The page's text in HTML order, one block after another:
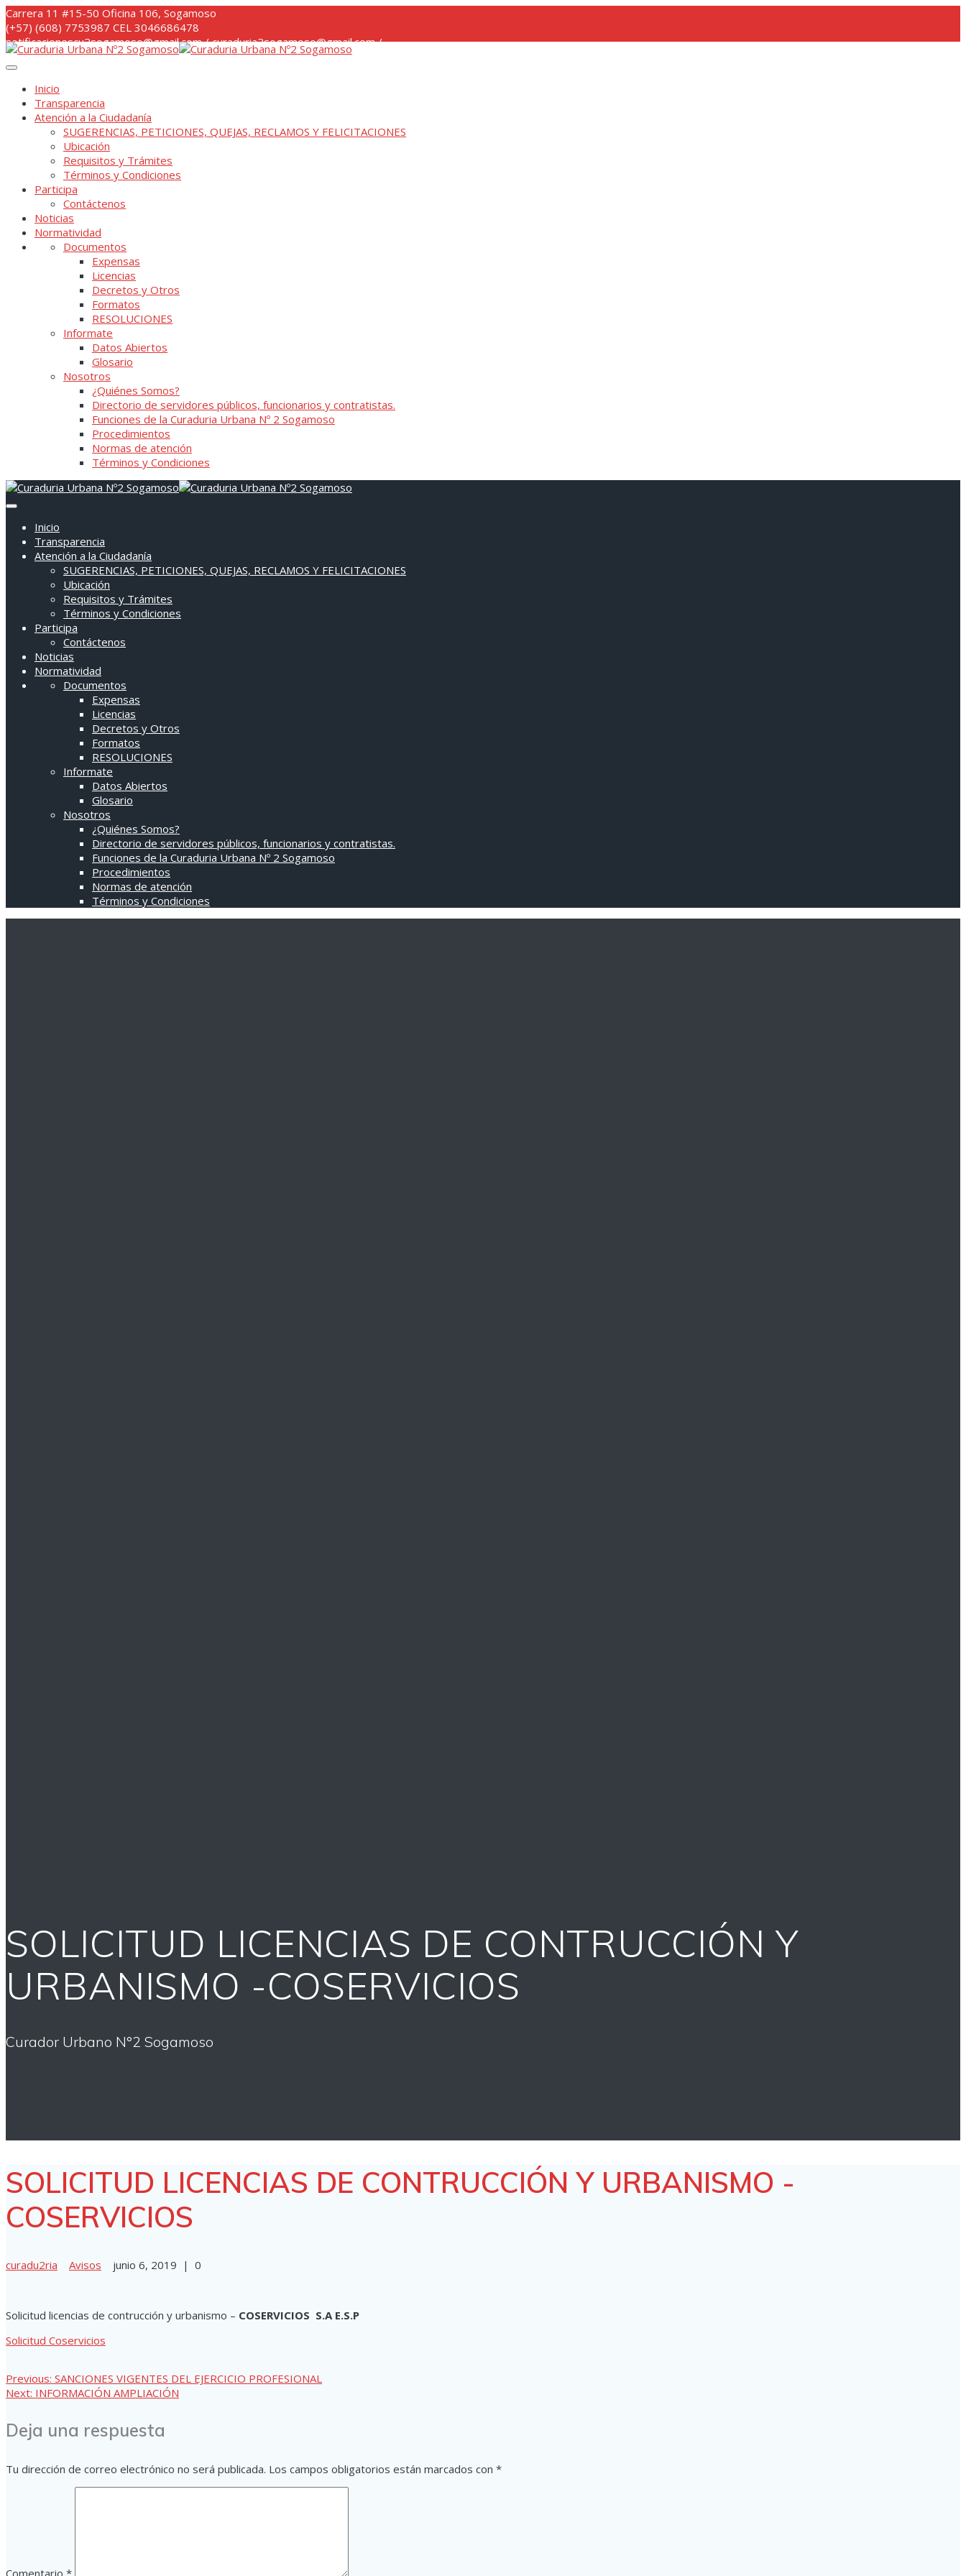
Skip
to
content
Carrera 11 #15-50 Oficina 106, Sogamoso
(+57) (608) 7753987 CEL 3046686478
notificacionescu2sogamoso@gmail.com / curaduria2sogamoso@gmail.com /
Inicio
Transparencia
Atención a la Ciudadanía
SUGERENCIAS, PETICIONES, QUEJAS, RECLAMOS Y FELICITACIONES
Ubicación
Requisitos y Trámites
Términos y Condiciones
Participa
Contáctenos
Noticias
Normatividad
Documentos
Expensas
Licencias
Decretos y Otros
Formatos
RESOLUCIONES
Informate
Datos Abiertos
Glosario
Nosotros
¿Quiénes Somos?
Directorio de servidores públicos, funcionarios y contratistas.
Funciones de la Curaduria Urbana Nº 2 Sogamoso
Procedimientos
Normas de atención
Términos y Condiciones
Inicio
Transparencia
Atención a la Ciudadanía
SUGERENCIAS, PETICIONES, QUEJAS, RECLAMOS Y FELICITACIONES
Ubicación
Requisitos y Trámites
Términos y Condiciones
Participa
Contáctenos
Noticias
Normatividad
Documentos
Expensas
Licencias
Decretos y Otros
Formatos
RESOLUCIONES
Informate
Datos Abiertos
Glosario
Nosotros
¿Quiénes Somos?
Directorio de servidores públicos, funcionarios y contratistas.
Funciones de la Curaduria Urbana Nº 2 Sogamoso
Procedimientos
Normas de atención
Términos y Condiciones
SOLICITUD LICENCIAS DE CONTRUCCIÓN Y
URBANISMO -COSERVICIOS
Curador Urbano N°2 Sogamoso
SOLICITUD LICENCIAS DE CONTRUCCIÓN Y URBANISMO -
COSERVICIOS
curadu2ria Avisos junio 6, 2019 | 0
Solicitud licencias de contrucción y urbanismo – COSERVICIOS S.A E.S.P
Solicitud Coservicios
Navegación
de
entradas
Previous: Previous
post:
SANCIONES VIGENTES DEL EJERCICIO PROFESIONAL
Next: Next
INFORMACIÓN AMPLIACIÓN
Deja una respuesta
Tu dirección de correo electrónico no será publicada. Los campos obligatorios están marcados con *
Comentario *